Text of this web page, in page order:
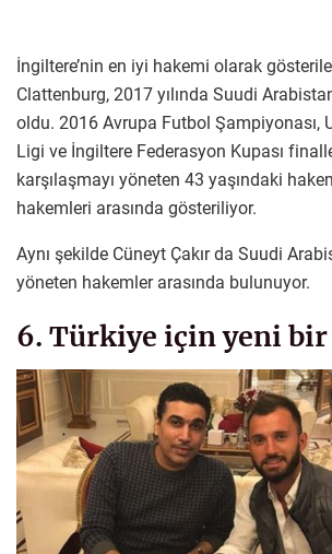
İngiltere’nin en iyi hakemi olarak
Clattenburg, 2017 yılında Suudi
oldu. 2016 Avrupa Futbol Şampiyonası,
Ligi ve İngiltere Federasyon Kupası
karşılaşmayı yöneten 43 yaşındaki
hakemleri arasında gösteriliyor.
Aynı şekilde Cüneyt Çakır da Suudi
yöneten hakemler arasında bulunuyor.
6. Türkiye için yeni bir